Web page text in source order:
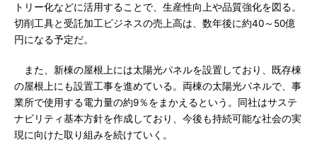
トリー化などに活用することで、生産性向上や品質強化を図る。
切削工具と受託加工ビジネスの売上高は、数年後に約40～50億
円になる予定だ。
また、新棟の屋根上には太陽光パネルを設置しており、既存棟
の屋根上にも設置工事を進めている。両棟の太陽光パネルで、事
業所で使用する電力量の約9％をまかえるという。同社はサステ
ナビリティ基本方針を作成しており、今後も持続可能な社会の実
現に向けた取り組みを続けていく。